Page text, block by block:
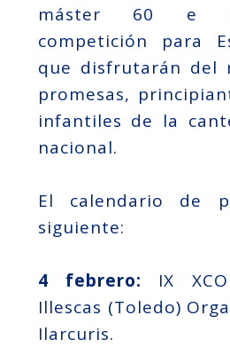
máster 60 e
competición para
que disfrutarán del
promesas,
infantiles de la
nacional.
El calendario de
siguiente:
4 febrero: IX
Illescas (Toledo)
Ilarcuris.